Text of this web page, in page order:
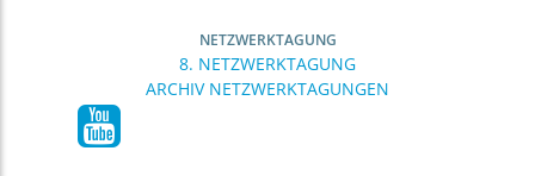
NETZWERKTAGUNG
8. NETZWERKTAGUNG
ARCHIV NETZWERKTAGUNGEN